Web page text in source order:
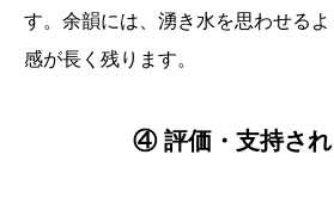
す。余韻には、湧き水を思わせる
感が長く残ります。
④ 評価・支持され